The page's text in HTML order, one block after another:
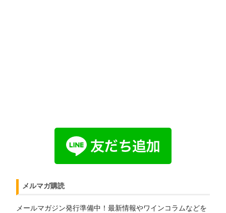
メルマガ購読
メールマガジン発行準備中！最新情報やワインコラムなどを